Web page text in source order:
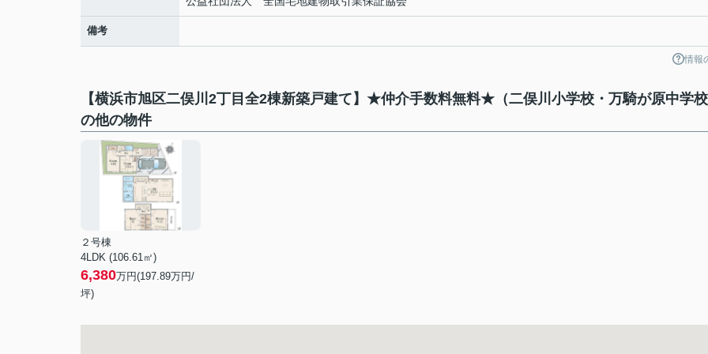
備考
情報
【横浜市旭区二俣川2丁目全2棟新築戸建て】★仲介手数料無料★（二俣川小学校・万騎が原中学校
の他の物件
２号棟
4LDK (106.61㎡)
6,380万円(197.89万円/
坪)